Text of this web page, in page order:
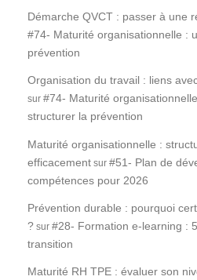
Démarche QVCT : passer à une
#74- Maturité organisationnelle :
prévention
Organisation du travail : liens
sur #74- Maturité
structurer la prévention
Maturité organisationnelle :
efficacement sur #51- Plan de
compétences pour 2026
Prévention durable : pourquoi
? sur #28- Formation e-learning :
transition
Maturité RH TPE : évaluer son